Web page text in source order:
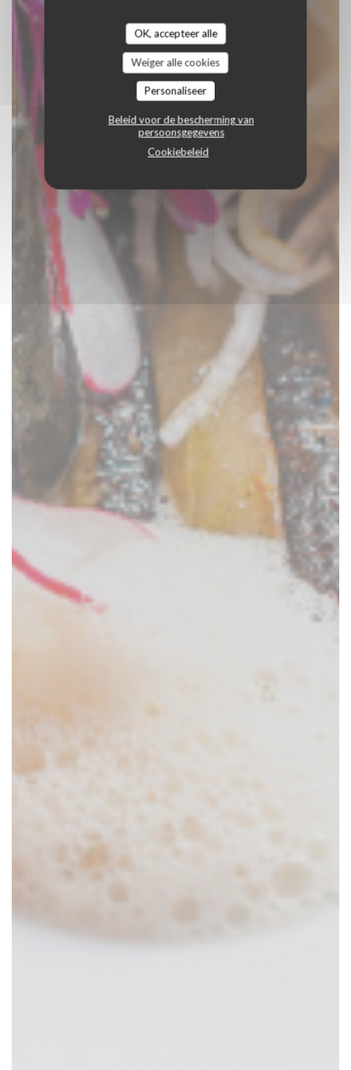
OK, accepteer alle
Weiger alle cookies
Personaliseer
Beleid voor de bescherming van
persoonsgegevens
Cookiebeleid